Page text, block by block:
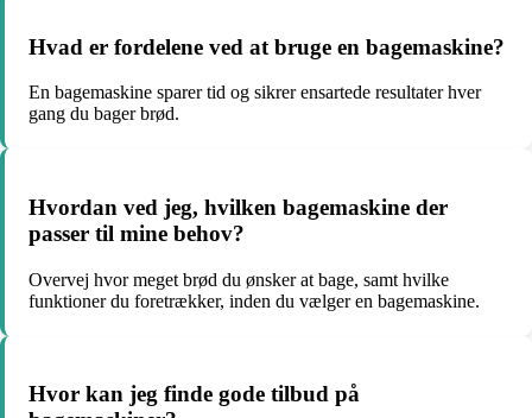
Hvad er fordelene ved at bruge en bagemaskine?
En bagemaskine sparer tid og sikrer ensartede resultater hver
gang du bager brød.
Hvordan ved jeg, hvilken bagemaskine der
passer til mine behov?
Overvej hvor meget brød du ønsker at bage, samt hvilke
funktioner du foretrækker, inden du vælger en bagemaskine.
Hvor kan jeg finde gode tilbud på